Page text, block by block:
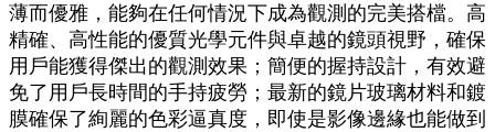
薄而優雅，能夠在任何情況下成為觀測的完美搭檔。高
精確、高性能的優質光學元件與卓越的鏡頭視野，確保
用戶能獲得傑出的觀測效果；簡便的握持設計，有效避
免了用戶長時間的手持疲勞；最新的鏡片玻璃材料和鍍
膜確保了絢麗的色彩逼真度，即使是影像邊緣也能做到